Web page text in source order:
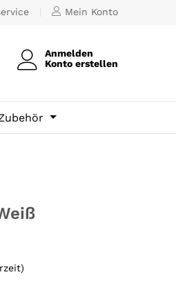
Mein Konto
Anmelden
Konto erstellen